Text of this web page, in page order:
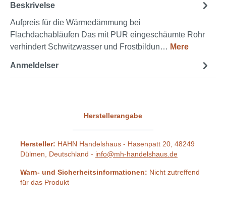
Beskrivelse
Aufpreis für die Wärmedämmung bei
Flachdachabläufen Das mit PUR eingeschäumte Rohr
verhindert Schwitzwasser und Frostbildun… Mere
Anmeldelser
Herstellerangabe
Hersteller: HAHN Handelshaus - Hasenpatt 20, 48249
Dülmen, Deutschland - info@mh-handelshaus.de
Warn- und Sicherheitsinformationen: Nicht zutreffend
für das Produkt